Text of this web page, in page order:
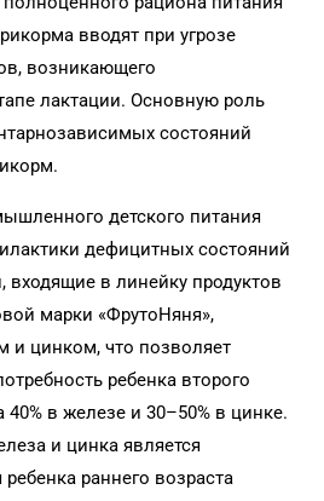
вводят при угрозе
возникающего
лактации. Основную роль
состояний
детского питания
дефицитных состояний
в линейку продуктов
марки «ФрутоНяня»,
и цинком, что позволяет
ребенка второго
в железе и 30–50% в цинке.
и цинка является
раннего возраста